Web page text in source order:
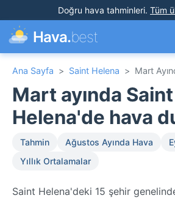
Doğru hava tahminleri. Tüm
Hava.best
Ana Sayfa > Saint Helena > Mart
Mart ayında Saint
Helena'de hava
Tahmin Ağustos Ayında Hava
Yıllık Ortalamalar
Saint Helena'deki 15 şehir